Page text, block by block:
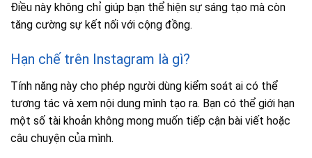
Điều này không chỉ giúp bạn thể hiện sự sáng tạo mà còn
tăng cường sự kết nối với cộng đồng.
Hạn chế trên Instagram là gì?
Tính năng này cho phép người dùng kiểm soát ai có thể
tương tác và xem nội dung mình tạo ra. Bạn có thể giới hạn
một số tài khoản không mong muốn tiếp cận bài viết hoặc
câu chuyện của mình.